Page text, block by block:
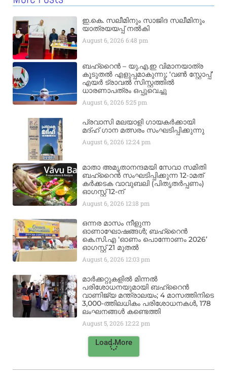
ഇ.കെ. സലീമിനും സാജിദ സലീമിനും
യാത്രയയപ്പ് നൽകി
August 6, 20266:48 pm
ബഹ്‌റൈൻ – യു.എ.ഇ വിമാനയാത്ര
കൂടുതൽ എളുപ്പമാകുന്നു; ‘വൺ സ്റ്റോപ്പ്’
എയർ ട്രാവൽ സിസ്റ്റത്തിൽ
ധാരണാപത്രം ഒപ്പുവെച്ചു
August 6, 20265:25 pm
പ്രവാസി മലയാളി ഗായകർക്കായി
മദ്ഹ് ഗാന മത്സരം സംഘടിപ്പിക്കുന്നു
August 6, 2026 12:24 pm
മാതാ അമൃതാനന്ദമയി സേവാ സമിതി
ബഹ്‌റൈൻ സംഘടിപ്പിക്കുന്ന 12-ാമത്
കർക്കടക വാവുബലി (പിതൃതർപ്പണം)
ഓഗസ്റ്റ് 12-ന്
August 6, 2026 12:18 pm
ഒന്നര മാസം നീളുന്ന
ഓണാഘോഷങ്ങൾ; ബഹ്‌റൈൻ
കെ.സി.എ ‘ഓണം പൊന്നോണം 2026’
ഓഗസ്റ്റ് 21 മുതൽ
August 6, 2026 12:03 pm
മാർക്കറ്റുകളിൽ മിന്നൽ
പരിശോധനയുമായി ബഹ്‌റൈൻ
വാണിജ്യ മന്ത്രാലയം; 4 മാസത്തിനിടെ
3,000-ത്തിലധികം പരിശോധനകൾ, 178
ലംഘനങ്ങൾ കണ്ടെത്തി
August 5, 2026 12:22 pm
Load More